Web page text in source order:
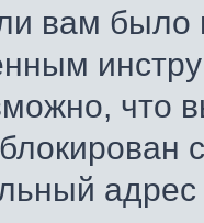
вам
что
адрес